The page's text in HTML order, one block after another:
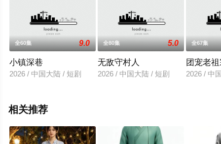
全60集 9.0
小镇深巷
2026 / 中国大陆 / 短剧
全80集 5.0
无敌守村人
2026 / 中国大陆 / 短剧
全67集
团宠老
2026 / 中
相关推荐